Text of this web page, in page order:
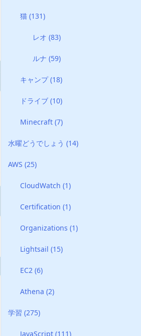
猫(131)
レオ (83)
ルナ (59)
キャンプ(18)
ドライブ(10)
Minecraft(7)
水曜どうでしょう (14)
AWS (25)
CloudWatch(1)
Certification(1)
Organizations(1)
Lightsail(15)
EC2(6)
Athena(2)
学習 (275)
JavaScript(111)